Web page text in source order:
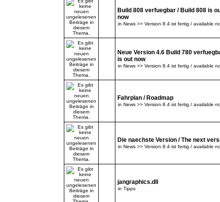
Build 808 verfuegbar / Build 808 is
now
in News >> Version 8.4 ist fertig / available
Neue Version 4.6 Build 780
is out now
in News >> Version 8.4 ist fertig / available
Fahrplan / Roadmap
in News >> Version 8.4 ist fertig / available
Die naechste Version / The next
in News >> Version 8.4 ist fertig / available
jangraphics.dll
in Tipps